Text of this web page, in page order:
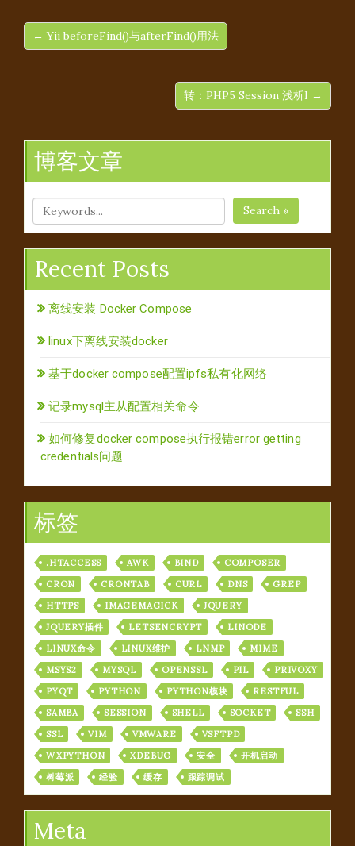
← Yii beforeFind()与afterFind()用法
转：PHP5 Session 浅析I →
博客文章
Search »
Recent Posts
离线安装 Docker Compose
linux下离线安装docker
基于docker compose配置ipfs私有化网络
记录mysql主从配置相关命令
如何修复docker compose执行报错error getting
credentials问题
标签
.HTACCESS AWK BIND
COMPOSER
CRON
CRONTAB CURL DNS
GREP
HTTPS
IMAGEMAGICK
JQUERY
JQUERY插件
LETSENCRYPT
LINODE
LINUX命令
LINUX维护 LNMP
MIME
MSYS2
MYSQL OPENSSL PIL
PRIVOXY
PYQT
PYTHON PYTHON模块
RESTFUL
SAMBA
SESSION SHELL SOCKET
SSH
SSL
VIM VMWARE
VSFTPD
WXPYTHON
XDEBUG 安全
开机启动
树莓派
经验 缓存 跟踪调试
Meta